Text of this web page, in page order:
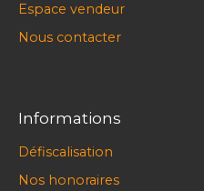
Espace vendeur
Nous contacter
Informations
Défiscalisation
Nos honoraires